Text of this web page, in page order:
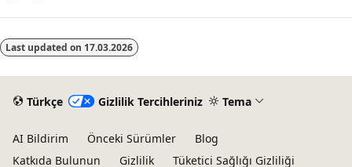
Last updated on 17.03.2026
Türkçe Gizlilik Tercihleriniz Tema
AI Bildirim Önceki Sürümler
Blog
Katkıda Bulunun
Gizlilik Tüketici Sağlığı Gizliliği